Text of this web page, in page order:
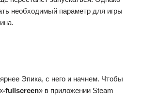
необходимый параметр для игры
Эпика, с него и начнем. Чтобы
-fullscreen» в приложении Steam